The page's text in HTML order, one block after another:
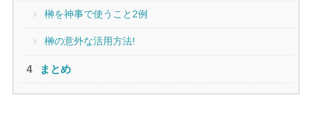
榊を神事で使うこと2例
榊の意外な活用方法!
まとめ